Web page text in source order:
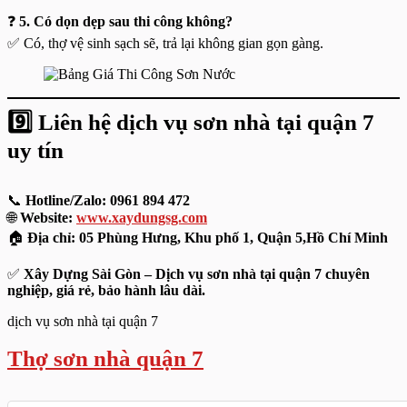
❓ 5. Có dọn dẹp sau thi công không?
✅ Có, thợ vệ sinh sạch sẽ, trả lại không gian gọn gàng.
9️⃣ Liên hệ dịch vụ sơn nhà tại quận 7
uy tín
📞 Hotline/Zalo: 0961 894 472
🌐Website: www.xaydungsg.com
🏠 Địa chỉ: 05 Phùng Hưng, Khu phố 1, Quận 5,Hồ Chí Minh
✅ Xây Dựng Sài Gòn – Dịch vụ sơn nhà tại quận 7 chuyên
nghiệp, giá rẻ, bảo hành lâu dài.
dịch vụ sơn nhà tại quận 7
Thợ sơn nhà quận 7